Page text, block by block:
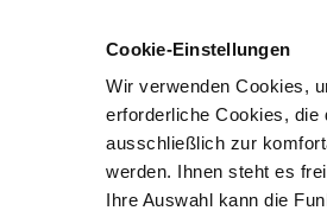
Cookie-Einstellungen
Wir verwenden Cookies,
erforderliche Cookies, die
ausschließlich zur
werden. Ihnen steht es
Ihre Auswahl kann die
Meine